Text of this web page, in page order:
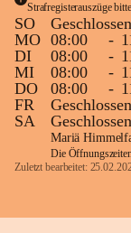
Strafregisterauszüge
SO
Geschlossen
MO 08:00 -
DI
08:00 -
MI
08:00 -
DO
08:00 -
FR
Geschlossen
SA
Geschlossen
Mariä
Die
Zuletzt bearbeitet: